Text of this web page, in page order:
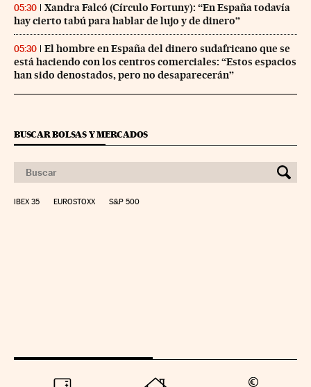
05:30
Xandra Falcó (Círculo Fortuny): “En España todavía
hay cierto tabú para hablar de lujo y de dinero”
05:30
El hombre en España del dinero sudafricano que se
está haciendo con los centros comerciales: “Estos espacios
han sido denostados, pero no desaparecerán”
BUSCAR BOLSAS Y MERCADOS
IBEX 35 EUROSTOXX S&P 500